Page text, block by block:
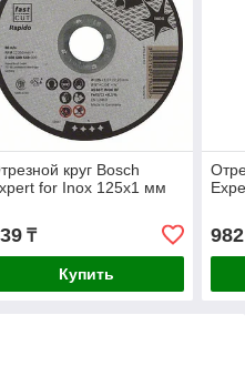
круг Bosch
for Inox 125x1 мм
₸
Купить
982